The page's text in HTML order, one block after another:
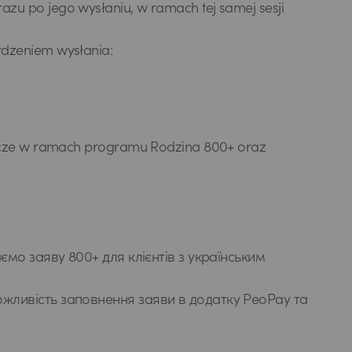
po jego wysłaniu, w ramach tej samej sesji
wysłania:
w ramach programu Rodzina 800+ oraz
заяву 800+ для клієнтів з українським
заповнення заяви в додатку PeoPay та